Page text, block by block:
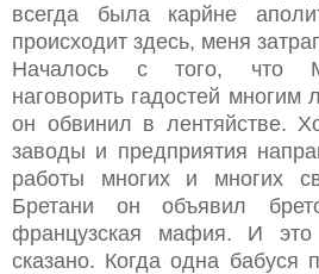
всегда была карйне
происходит здесь, меня
Началось с того, что
наговорить гадостей
он обвинил в лентяйстве.
заводы и предприятия
работы многих и многих
Бретани он объявил
французская мафия. И
сказано. Когда одна бабуся